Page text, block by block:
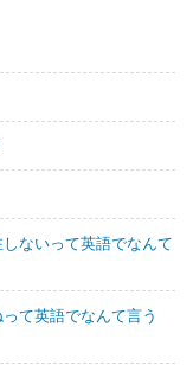
ないって英語でなんて
て英語でなんて言う